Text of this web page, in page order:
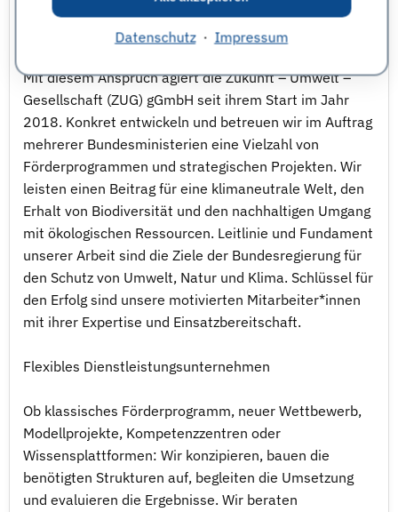
Datenschutz· Impressum
Wir setzen Impulse für den Schutz von Umwelt, Natur
Mit diesem Anspruch agiert die Zukunft – Umwelt –
Gesellschaft (ZUG) gGmbH seit ihrem Start im Jahr
2018. Konkret entwickeln und betreuen wir im Auftrag
mehrerer Bundesministerien eine Vielzahl von
Förderprogrammen und strategischen Projekten. Wir
leisten einen Beitrag für eine klimaneutrale Welt, den
Erhalt von Biodiversität und den nachhaltigen Umgang
mit ökologischen Ressourcen. Leitlinie und Fundament
unserer Arbeit sind die Ziele der Bundesregierung für
den Schutz von Umwelt, Natur und Klima. Schlüssel für
den Erfolg sind unsere motivierten Mitarbeiter*innen
mit ihrer Expertise und Einsatzbereitschaft.
Flexibles Dienstleistungsunternehmen
Ob klassisches Förderprogramm, neuer Wettbewerb,
Modellprojekte, Kompetenzzentren oder
Wissensplattformen: Wir konzipieren, bauen die
benötigten Strukturen auf, begleiten die Umsetzung
und evaluieren die Ergebnisse. Wir beraten